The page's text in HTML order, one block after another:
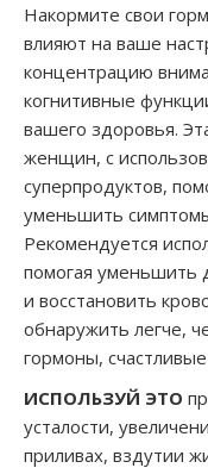
Накормите свои
влияют на ваше
концентрацию
когнитивные
вашего здоровья.
женщин, с
суперпродуктов,
уменьшить
Рекомендуется
помогая уменьшить
и восстановить
обнаружить легче,
гормоны,
ИСПОЛЬЗУЙ ЭТО
усталости,
приливах, вздутии